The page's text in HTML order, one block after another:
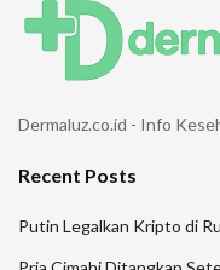
Dermaluz.co.id - Info
Recent Posts
Putin Legalkan Kripto di